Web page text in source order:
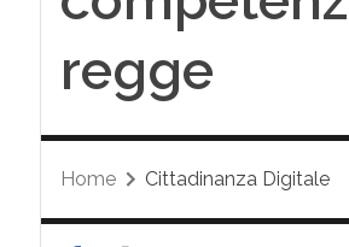
regge
Home Cittadinanza Digitale